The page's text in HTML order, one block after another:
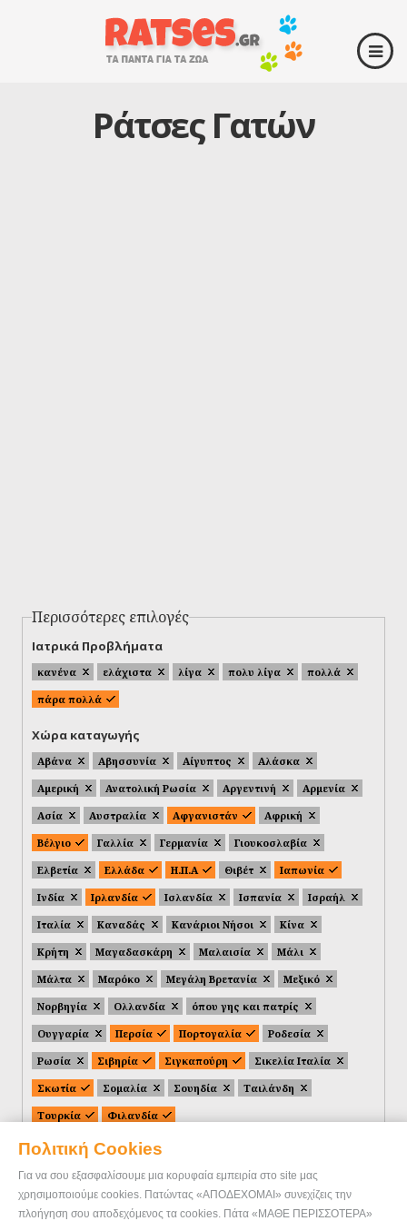
Πολιτική Cookies
Για να σου εξασφαλίσουμε μια κορυφαία εμπειρία στο site μας
χρησιμοποιούμε cookies. Πατώντας «ΑΠΟΔΕΧΟΜΑΙ» συνεχίζεις την
πλοήγηση σου αποδεχόμενος τα cookies. Πάτα «ΜΑΘΕ ΠΕΡΙΣΣΟΤΕΡΑ»
Ράτσες Γατών
Περισσότερες επιλογές
Ιατρικά Προβλήματα
κανένα ελάχιστα λίγα πολυ λίγα
πολλά
πάρα πολλά
Χώρα καταγωγής
Αβάνα Αβησσυνία Αίγυπτος
Αλάσκα
Αμερική
Ανατολική Ρωσία Αργεντινή
Αρμενία
Ασία
Αυστραλία Αφγανιστάν
Αφρική
Βέλγιο
Γαλλία Γερμανία
Γιουκοσλαβία
Ελβετία
Ελλάδα Η.Π.Α Θιβέτ
Ιαπωνία
Ινδία
Ιρλανδία Ισλανδία Ισπανία
Ισραήλ
Ιταλία
Καναδάς Κανάριοι Νήσοι
Κίνα
Κρήτη
Μαγαδασκάρη Μαλαισία
Μάλι
Μάλτα
Μαρόκο Μεγάλη Βρετανία
Μεξικό
Νορβηγία
Ολλανδία
όπου γης και πατρίς
Ουγγαρία
Περσία Πορτογαλία
Ροδεσία
Ρωσία
Σιβηρία Σιγκαπούρη
Σικελία Ιταλία
Σκωτία
Σομαλία Σουηδία
Ταιλάνδη
Τουρκία
Φιλανδία